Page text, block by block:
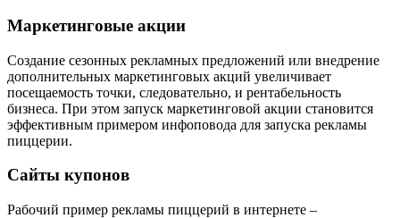
Маркетинговые акции
Создание сезонных рекламных предложений или внедрение
дополнительных маркетинговых акций увеличивает
посещаемость точки, следовательно, и рентабельность
бизнеса. При этом запуск маркетинговой акции становится
эффективным примером инфоповода для запуска рекламы
пиццерии.
Сайты купонов
Рабочий пример рекламы пиццерий в интернете –